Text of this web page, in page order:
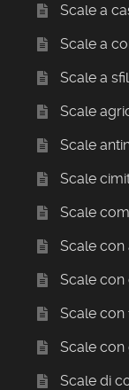
Scale a
Scale a
Scale a
Scale
Scale
Scale
Scale
Scale con
Scale
Scale con
Scale con
Scale di